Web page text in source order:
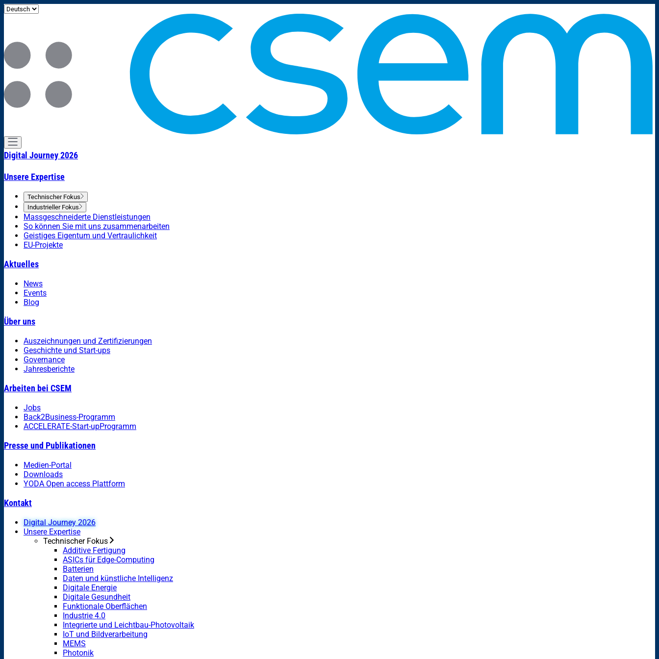
Digital Journey 2026
Unsere Expertise
Technischer Fokus
Industrieller Fokus
Massgeschneiderte Dienstleistungen
So können Sie mit uns zusammenarbeiten
Geistiges Eigentum und Vertraulichkeit
EU-Projekte
Aktuelles
News
Events
Blog
Über uns
Auszeichnungen und Zertifizierungen
Geschichte und Start-ups
Governance
Jahresberichte
Arbeiten bei CSEM
Jobs
Back2Business-Programm
ACCELERATE-Start-upProgramm
Presse und Publikationen
Medien-Portal
Downloads
YODA Open access Plattform
Kontakt
Digital Journey 2026
Unsere Expertise
Technischer Fokus
Additive Fertigung
ASICs für Edge-Computing
Batterien
Daten und künstliche Intelligenz
Digitale Energie
Digitale Gesundheit
Funktionale Oberflächen
Industrie 4.0
Integrierte und Leichtbau-Photovoltaik
IoT und Bildverarbeitung
MEMS
Photonik